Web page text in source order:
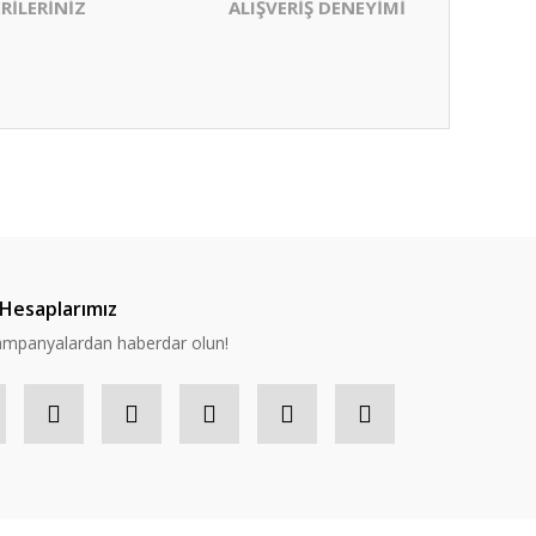
ALIŞVERİŞ DENEYİMİ
haberdar olun!